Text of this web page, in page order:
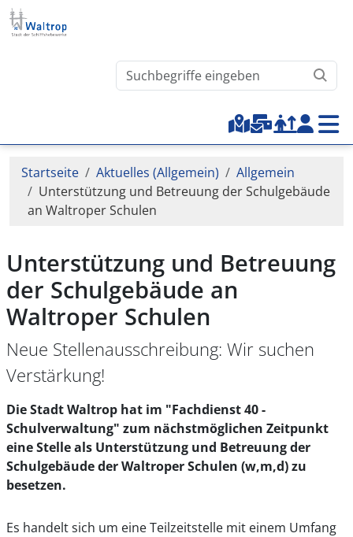
Direkt zum Inhalt
Waltrop.de durchsuchen
Top-Menu
Pfadnavigation
Startseite Aktuelles (Allgemein)
Allgemein
Unterstützung und Betreuung der Schulgebäude
an Waltroper Schulen
Unterstützung und Betreuung
der Schulgebäude an
Waltroper Schulen
Neue Stellenausschreibung: Wir suchen
Verstärkung!
Die Stadt Waltrop hat im "Fachdienst 40 -
Schulverwaltung" zum nächstmöglichen Zeitpunkt
eine Stelle als Unterstützung und Betreuung der
Schulgebäude der Waltroper Schulen (w,m,d) zu
besetzen.
Es handelt sich um eine Teilzeitstelle mit einem Umfang